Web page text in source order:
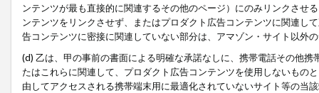
ンテンツが最も直接的に関連するその他のページ）にのみリンクさせ
ンテンツをリンクさせず、またはプロダクト広告コンテンツに関連し
告コンテンツに密接に関連していない部分は、アマゾン・サイト以外
(d) 乙は、甲の事前の書面による明確な承諾なしに、携帯電話その他
たはこれらに関連して、プロダクト広告コンテンツを使用しないもの
由してアクセスされる携帯端末用に最適化されていないサイト等の当